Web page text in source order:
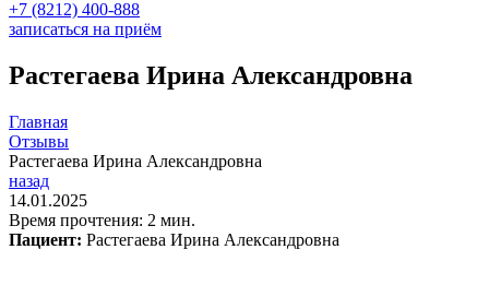
+7 (8212) 400-888
записаться на приём
Растегаева Ирина Александровна
Главная
Отзывы
Растегаева Ирина Александровна
назад
14.01.2025
Время прочтения: 2 мин.
Пациент: Растегаева Ирина Александровна